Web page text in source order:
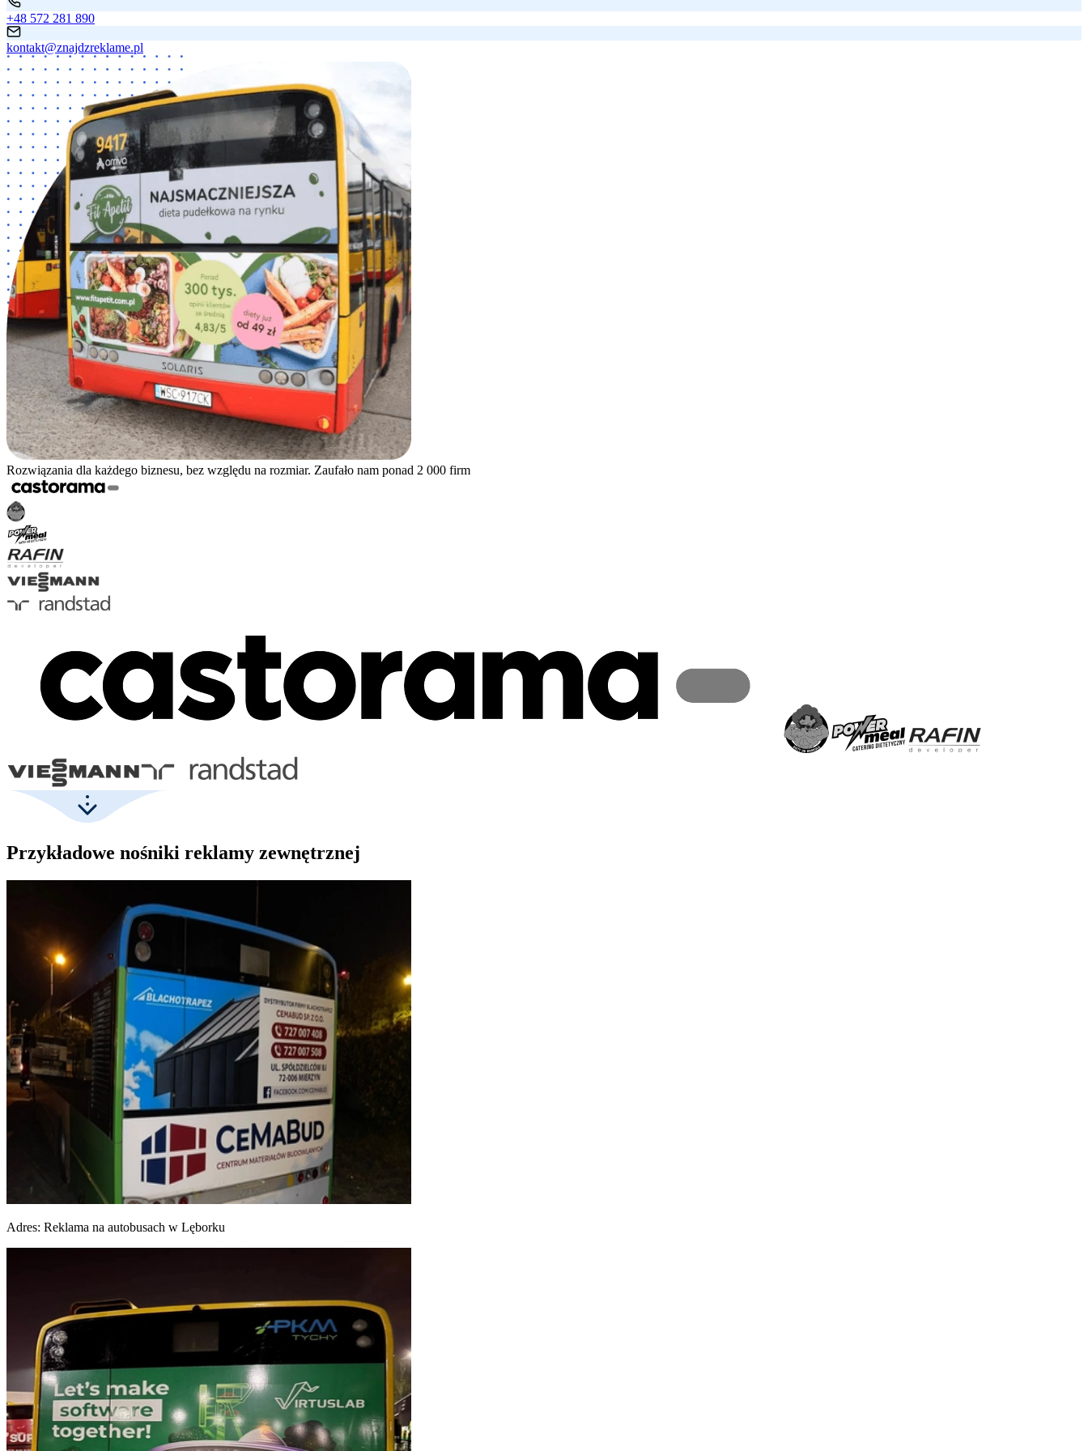
+48 572 281 890
kontakt@znajdzreklame.pl
Rozwiązania dla każdego biznesu, bez względu na rozmiar. Zaufało nam ponad 2 000 firm
Przykładowe nośniki reklamy zewnętrznej
Adres: Reklama na autobusach w Lęborku